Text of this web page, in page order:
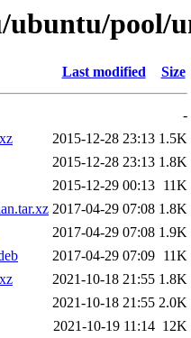
pool/
Last modified Size
-
2015-12-28 23:13 1.5K
2015-12-28 23:13 1.8K
2015-12-29 00:13 11K
2017-04-29 07:08 1.8K
2017-04-29 07:08 1.9K
2017-04-29 07:09 11K
2021-10-18 21:55 1.8K
2021-10-18 21:55 2.0K
2021-10-19 11:14 12K